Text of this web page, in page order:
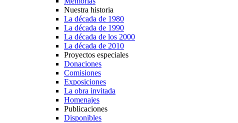
Nuestra historia
La década de 1980
La década de 1990
La década de los 2000
La década de 2010
Proyectos especiales
Donaciones
Comisiones
Exposiciones
La obra invitada
Homenajes
Publicaciones
Disponibles